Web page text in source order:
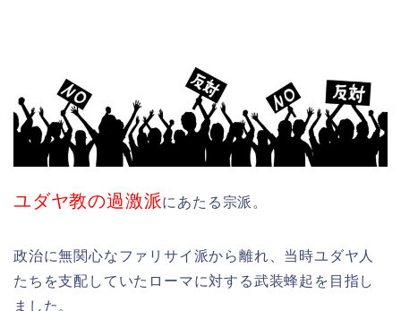
ユダヤ教の過激派にあたる宗派。
政治に無関心なファリサイ派から離れ、当時ユダヤ人
たちを支配していたローマに対する武装蜂起を目指し
ました。